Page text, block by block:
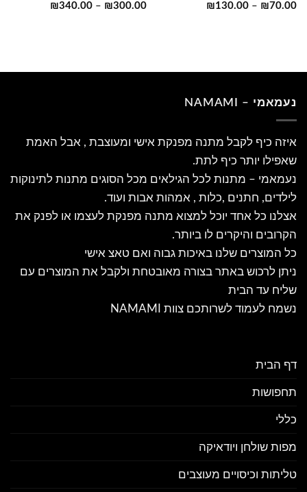
₪70.00
–
₪130.00
₪300.00
–
₪340.00
נעמאמי – NAMAMI
איזה כיף לקבל מתנה מפנקת אישי ומעוצבת , אבל האמת
שאפילו יותר כיף לתת.
נעמאמי – מתנות לכל הגילאים מכל הסוגים מתנות לתינוקות
לילדים, חתנים ,כלות , אמהות אבות ועוד.
אצלנו כל אחד יוכל למצוא מתנה מפנקת לעצמו או לפנק את
הקרובים והיקרים לו ביותר.
כל המוצרים שלנו באיכות גבוה ואם טאצ אישי
ניתן לרכוש באתר בצורה מאובטחת ולקבל את המוצרים עם
שליח עד הבית
נשמח לעמוד לשרותכם צוות NAMAMI
דף הבית
תחפושות
כללי
מפות שולחן ויודאיקה
טליתות וכיסויים מעוצבים